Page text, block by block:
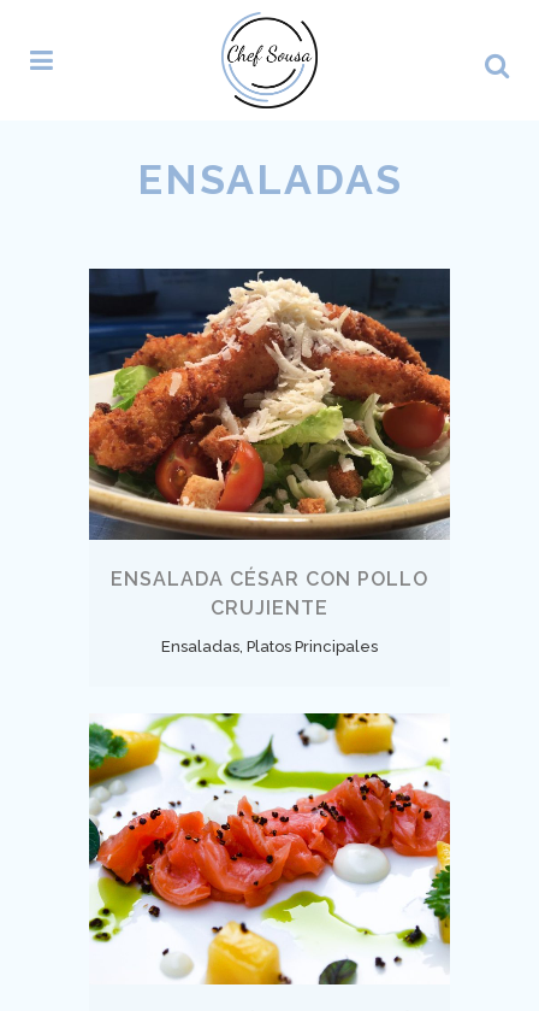
ENSALADAS
ENSALADA CÉSAR CON POLLO
CRUJIENTE
Ensaladas, Platos Principales